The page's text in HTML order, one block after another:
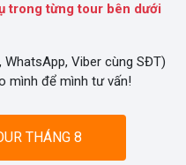
trong từng tour bên dưới
Viber cùng SĐT)
mình để mình tư vấn!
THÁNG 8